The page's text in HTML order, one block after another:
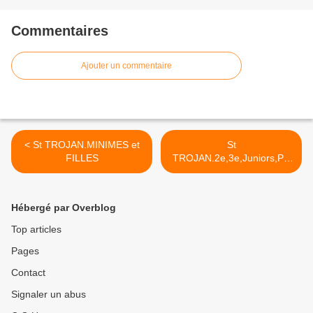
Commentaires
Ajouter un commentaire
< St TROJAN.MINIMES et
FILLES
St
TROJAN.2e,3e,Juniors,PC
>
Hébergé par Overblog
Top articles
Pages
Contact
Signaler un abus